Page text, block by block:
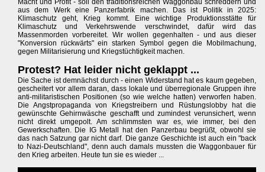
Macht und Profit - soll den traditionsreichen Waggonbau schreddern und
aus dem Werk eine Panzerfabrik machen. Das ist Politik in 2025:
Klimaschutz geht, Krieg kommt. Eine wichtige Produktionsstätte für
Klimaschutz und Verkehrswende verschwindet, dafür wird das
Massenmorden vorbereitet. Wir wollen gegenhalten - und aus dieser
"Konversion rückwärts" ein starken Symbol gegen die Mobilmachung,
gegen Militarisierung und Kriegstüchtigkeit machen.
Protest? Hat leider nicht geklappt ...
Die Sache ist demnächst durch - einen Widerstand hat es kaum gegeben,
gescheitert vor allem daran, dass lokale und überregionale Gruppen ihre
anti-militaristischen Positionen (so wie welche hatten) verworfen haben.
Die Angstpropaganda von Kriegstreibern und Rüstungslobby hat die
gewünschte Gehirnwäsche geschafft und zumindest verunsichert, wenn
nicht direkt umgepolt. Am schlimmsten war es, wie immer, bei den
Gewerkschaften. Die IG Metall hat den Panzerbau begrüßt, obwohl sie
das nach Satzung gar nicht darf. Die ganze Geschichte ist auch ein "back
to Nazi-Deutschland", denn auch damals mussten die Waggonbauer für
den Krieg arbeiten. Heute tun sie es wieder ...